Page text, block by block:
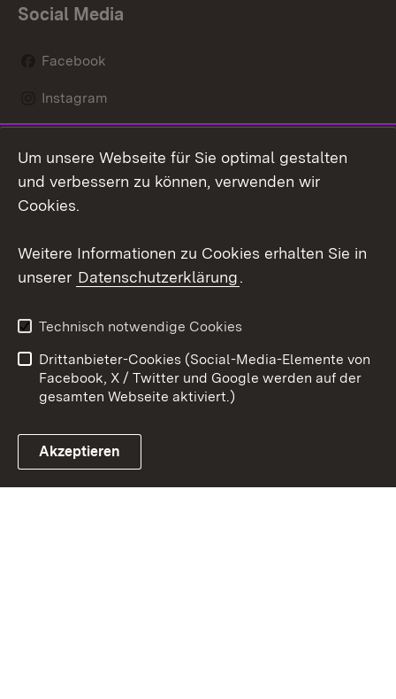
Social Media
Facebook
Instagram
Mastodon
Youtube
Link zum Landesportal
Kontakt
Datenschutz
Barrierefreiheit
Impressum Cookies
Um unsere Webseite für Sie optimal gestalten
und verbessern zu können, verwenden wir
Cookies.
Weitere Informationen zu Cookies erhalten Sie in
unserer Datenschutzerklärung.
Technisch notwendige Cookies
Drittanbieter-Cookies (Social-Media-Elemente von
Facebook, X / Twitter und Google werden auf der
gesamten Webseite aktiviert.)
Akzeptieren